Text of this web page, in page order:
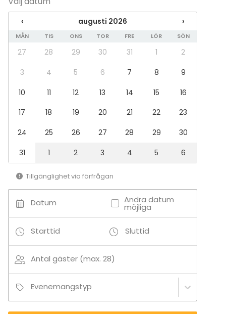
Anpassningsbar lokal
Kafé
Chambre séparée
Lokalen hyrs endast ut i samband med bokning av
middagsmeny för hela sällskapet.
‹ augusti 2026 ›
MÅN TIS ONS TOR FRE LÖR SÖN
27 28 29 30 31 1
2
3
4 5 6 7 8
9
10
11 12 13 14 15
16
17
18 19 20 21 22
23
24
25 26 27 28 29
30
31
1 2 3 4 5 6
Tillgänglighet via förfrågan
Datum Andra datum
möjliga
Starttid Sluttid
Antal gäster (max. 28)
Evenemangstyp